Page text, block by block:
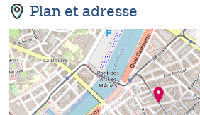
Plan et adresse